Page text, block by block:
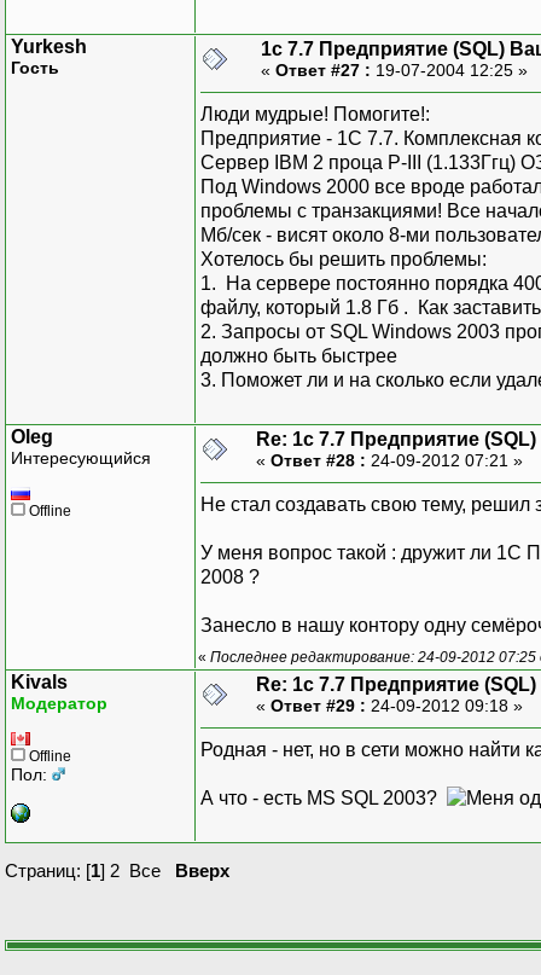
Yurkesh
Гость
1с 7.7 Предприятие (SQL)
« Ответ #27 : 19-07-2004 12:25 »
Люди мудрые! Помогите!:
Предприятие - 1С 7.7. Комплексная
Сервер IBM 2 проца P-III (1.133Ггц)
Под Windows 2000 все вроде
проблемы с транзакциями! Все
Мб/сек - висят около 8-ми
Хотелось бы решить проблемы:
1. На сервере постоянно порядка
файлу, который 1.8 Гб . Как
2. Запросы от SQL Windows 2003
должно быть быстрее
3. Поможет ли и на сколько если
Oleg
Интересующийся
Offline
Re: 1с 7.7 Предприятие
« Ответ #28 : 24-09-2012 07:21 »
Не стал создавать свою тему, решил
У меня вопрос такой : дружит ли 1С
2008 ?
Занесло в нашу контору одну
« Последнее редактирование: 24-09-2012
Kivals
Модератор
Offline
Пол:
Re: 1с 7.7 Предприятие
« Ответ #29 : 24-09-2012 09:18 »
Родная - нет, но в сети можно найти
А что - есть MS SQL 2003?
Страниц: [1] 2 Все Вверх